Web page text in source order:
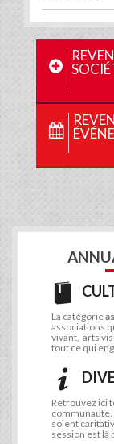
La catégorie
associations
vivant, arts
tout ce qui
Retrouvez ici
soient
session est là